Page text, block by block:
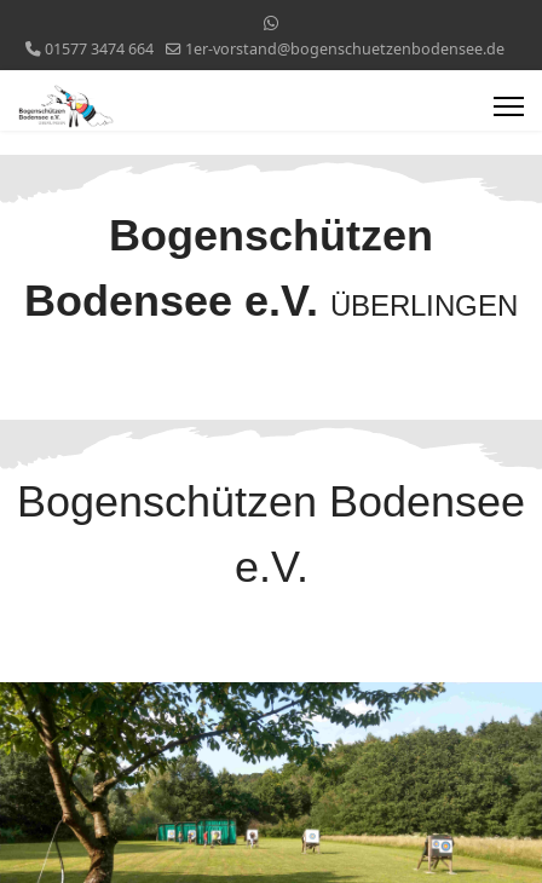
01577 3474 664 1er-vorstand@bogenschuetzenbodensee.de
Bogenschützen
Bodensee e.V. ÜBERLINGEN
Bogenschützen Bodensee
e.V.